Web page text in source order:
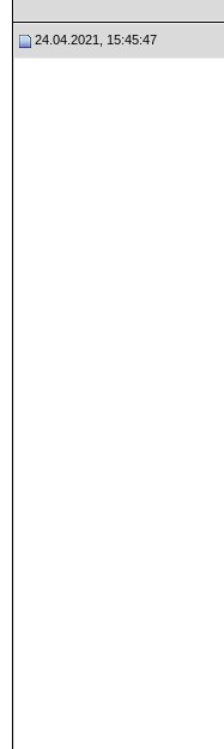
24.04.2021, 15:45:47